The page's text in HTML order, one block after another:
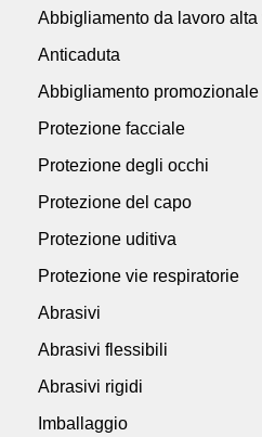
Abbigliamento da lavoro
Anticaduta
Abbigliamento promozionale
Protezione facciale
Protezione degli occhi
Protezione del capo
Protezione uditiva
Protezione vie respiratorie
Abrasivi
Abrasivi flessibili
Abrasivi rigidi
Imballaggio